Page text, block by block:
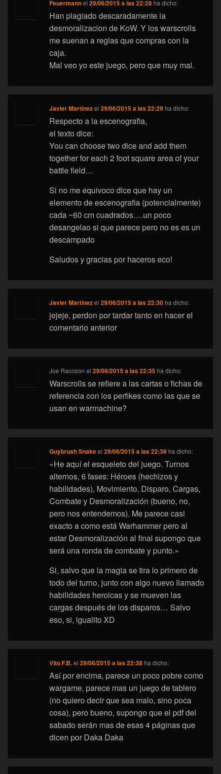
Feuermannel29/06/2015 a las 22:28 ha dicho:
Han plagiado descaradamente la
desmoralizacion de KoW. Y los warscrolls
me suenan a reglas que compras con la
caja.
Mal veo yo este juego, pero que muy mal.
Javier Martínezel29/06/2015 a las 22:29 ha dicho:
Respecto a la escenografia,
el texto dice:
You can choose two dice and add them
together for each 2 foot square area of your
battle field…
Si no me equivoco dice que hay un
elemento de escenografia (potencialmente)
cada ~60 cm cuadrados….un poco
desangelao si que parece pero no es es un
descampado
Saludos y gracias por haceros eco!
Javier Martínezel29/06/2015 a las 22:30 ha dicho:
jejeje, perdon por tardar tanto en hacer el
comentario anterior
Joe Raccoon el29/06/2015 a las 22:35 ha dicho:
Warscrolls se refiere a las cartas o fichas de
referencia con los perfikes como las que se
usan en warmachine?
Guybrush Snakeel29/06/2015 a las 22:36 ha dicho:
«He aquí el esqueleto del juego. Turnos
alternos, 6 fases: Héroes (hechizos y
habilidades), Movimiento, Disparo, Cargas,
Combate y Desmoralización (bueno, no,
pero nos entendemos). Me parece casi
exacto a como está Warhammer pero al
estar Desmoralización al final supongo que
será una ronda de combate y punto.»
Si, salvo que la magia se tira lo primero de
todo del turno, junto con algo nuevo llamado
habilidades heroicas y se mueven las
cargas después de los disparos… Salvo
eso, si, igualito XD
Vito F.B.el29/06/2015 a las 22:38 ha dicho:
Así por encima, parece un poco pobre como
wargame, parece mas un juego de tablero
(no quiero decir que sea malo, sino poca
cosa), pero bueno, supongo que el pdf del
sabado serán mas de esas 4 páginas que
dicen por Daka Daka